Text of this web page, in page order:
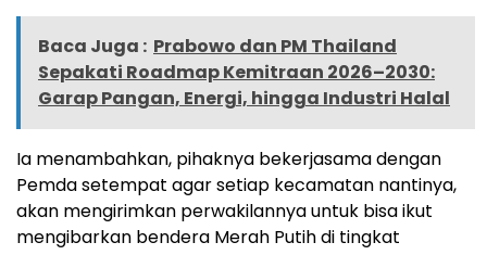
Baca Juga : Prabowo dan PM Thailand
Sepakati Roadmap Kemitraan 2026–2030:
Garap Pangan, Energi, hingga Industri Halal
Ia menambahkan, pihaknya bekerjasama dengan
Pemda setempat agar setiap kecamatan nantinya,
akan mengirimkan perwakilannya untuk bisa ikut
mengibarkan bendera Merah Putih di tingkat